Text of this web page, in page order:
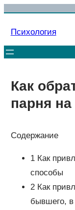
Перейти
Психология
Как
парня на
Содержание
1 Как
способы
2 Как
бывшего, в